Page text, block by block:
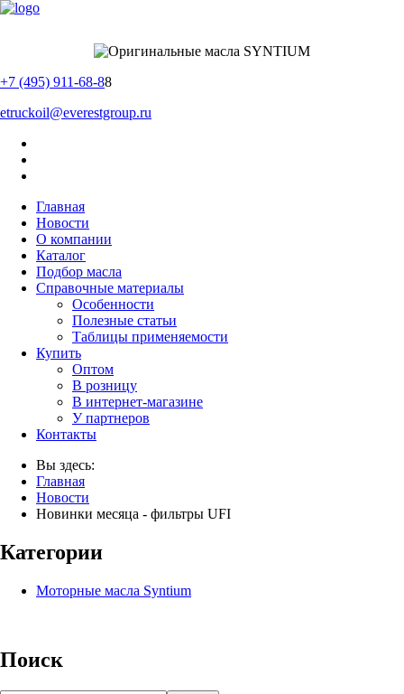
+7 (495) 911-68-88
etruckoil@everestgroup.ru
Главная
Новости
О компании
Каталог
Подбор масла
Справочные материалы
Особенности
Полезные статьи
Таблицы применяемости
Купить
Оптом
В розницу
В интернет-магазине
У партнеров
Контакты
Вы здесь:
Главная
Новости
Новинки месяца - фильтры UFI
Категории
Моторные масла Syntium
Поиск